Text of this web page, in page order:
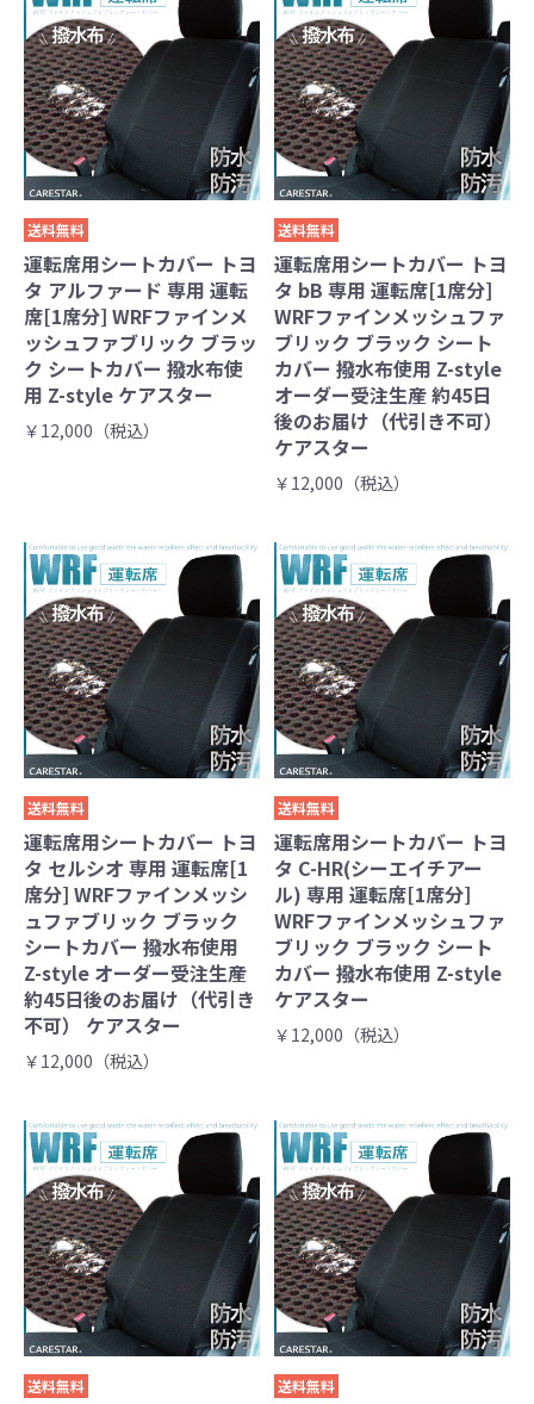
送料無料
運転席用シートカバー トヨ
タ アルファード 専用 運転
席[1席分] WRFファインメ
ッシュファブリック ブラッ
ク シートカバー 撥水布使
用 Z-style ケアスター
￥12,000（税込）
送料無料
運転席用シートカバー トヨ
タ bB 専用 運転席[1席分]
WRFファインメッシュファ
ブリック ブラック シート
カバー 撥水布使用 Z-style
オーダー受注生産 約45日
後のお届け（代引き不可）
ケアスター
￥12,000（税込）
送料無料
運転席用シートカバー トヨ
タ セルシオ 専用 運転席[1
席分] WRFファインメッシ
ュファブリック ブラック
シートカバー 撥水布使用
Z-style オーダー受注生産
約45日後のお届け（代引き
不可） ケアスター
￥12,000（税込）
送料無料
運転席用シートカバー トヨ
タ C-HR(シーエイチアー
ル) 専用 運転席[1席分]
WRFファインメッシュファ
ブリック ブラック シート
カバー 撥水布使用 Z-style
ケアスター
￥12,000（税込）
送料無料 送料無料